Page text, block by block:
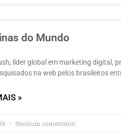
do Mundo
líder global em marketing digital,
na web pelos brasileiros
»
Nenhum comentário